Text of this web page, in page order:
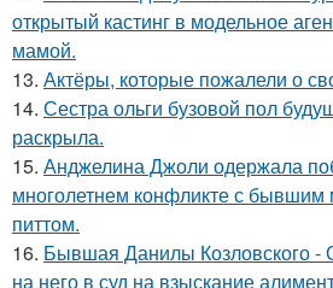
открытый кастинг в модельное
мамой.
13. Актёры, которые пожалели о
14. Сестра ольги бузовой пол
раскрыла.
15. Анджелина Джоли одержала
многолетнем конфликте с
питтом.
16. Бывшая Данилы Козловского -
на него в суд на взыскание